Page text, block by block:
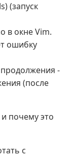
(запуск
в окне Vim.
ошибку
-
(после
и почему это
с